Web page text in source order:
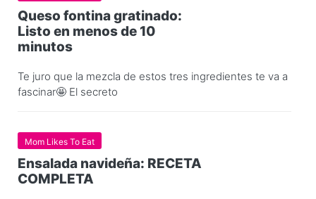
Queso fontina gratinado:
Listo en menos de 10
minutos
Te juro que la mezcla de estos tres ingredientes te va a
fascinar🤩 El secreto
Mom Likes To Eat
Ensalada navideña: RECETA
COMPLETA